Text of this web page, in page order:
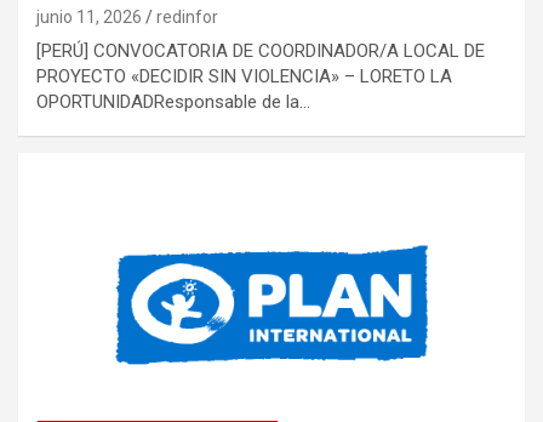
junio 11, 2026 redinfor
[PERÚ] CONVOCATORIA DE COORDINADOR/A LOCAL DE
PROYECTO «DECIDIR SIN VIOLENCIA» – LORETO LA
OPORTUNIDADResponsable de la…